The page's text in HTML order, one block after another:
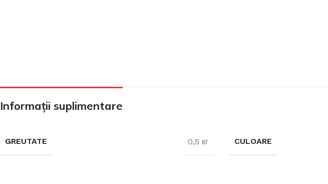
Informații suplimentare
GREUTATE 0,5 кг CULOARE